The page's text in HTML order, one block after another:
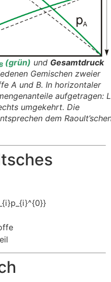
(grün) und Gesamtdruck
Gemischen zweier
A und B. In horizontaler
aufgetragen:
umgekehrt. Die
dem